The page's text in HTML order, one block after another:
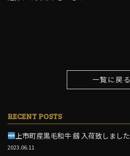
RECENT POSTS
上市町産黒毛和牛 劔 入荷致しました
2023.06.11
一覧に戻る